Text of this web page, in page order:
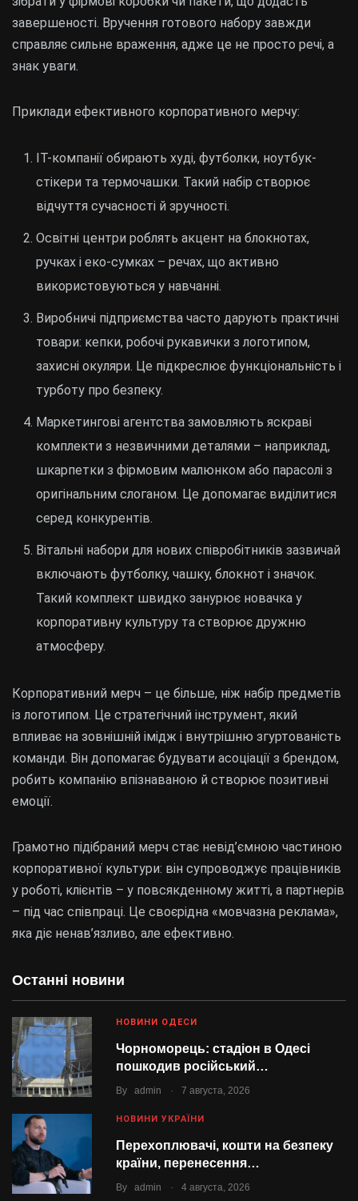
Останні новини
НОВИНИ ОДЕСИ
Чорноморець: стадіон в Одесі
пошкодив російський…
By admin . 7 августа, 2026
НОВИНИ УКРАЇНИ
Перехоплювачі, кошти на безпеку
країни, перенесення…
By admin . 4 августа, 2026
завершеності. Вручення готового набору завжди
справляє сильне враження, адже це не просто речі, а
знак уваги.
Приклади ефективного корпоративного мерчу:
ІТ-компанії обирають худі, футболки, ноутбук-
стікери та термочашки. Такий набір створює
відчуття сучасності й зручності.
Освітні центри роблять акцент на блокнотах,
ручках і еко-сумках – речах, що активно
використовуються у навчанні.
Виробничі підприємства часто дарують практичні
товари: кепки, робочі рукавички з логотипом,
захисні окуляри. Це підкреслює функціональність і
турботу про безпеку.
Маркетингові агентства замовляють яскраві
комплекти з незвичними деталями – наприклад,
шкарпетки з фірмовим малюнком або парасолі з
оригінальним слоганом. Це допомагає виділитися
серед конкурентів.
Вітальні набори для нових співробітників зазвичай
включають футболку, чашку, блокнот і значок.
Такий комплект швидко занурює новачка у
корпоративну культуру та створює дружню
атмосферу.
Корпоративний мерч – це більше, ніж набір предметів
із логотипом. Це стратегічний інструмент, який
впливає на зовнішній імідж і внутрішню згуртованість
команди. Він допомагає будувати асоціації з брендом,
робить компанію впізнаваною й створює позитивні
емоції.
Грамотно підібраний мерч стає невід’ємною частиною
корпоративної культури: він супроводжує працівників
у роботі, клієнтів – у повсякденному житті, а партнерів
– під час співпраці. Це своєрідна «мовчазна реклама»,
яка діє ненав’язливо, але ефективно.